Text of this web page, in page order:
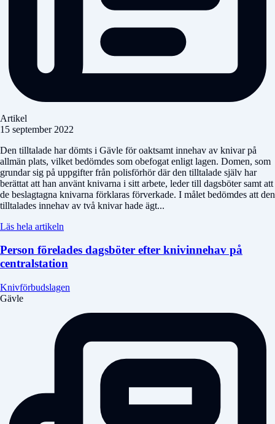
Artikel
15 september 2022
Den tilltalade har dömts i Gävle för oaktsamt innehav av knivar på
allmän plats, vilket bedömdes som obefogat enligt lagen. Domen, som
grundar sig på uppgifter från polisförhör där den tilltalade själv har
berättat att han använt knivarna i sitt arbete, leder till dagsböter samt att
de beslagtagna knivarna förklaras förverkade. I målet bedömdes att den
tilltalades innehav av två knivar hade ägt...
Läs hela artikeln
Person förelades dagsböter efter knivinnehav på
centralstation
Knivförbudslagen
Gävle